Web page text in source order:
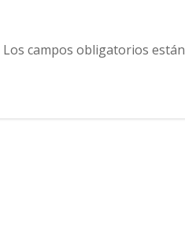
Los campos obligatorios están